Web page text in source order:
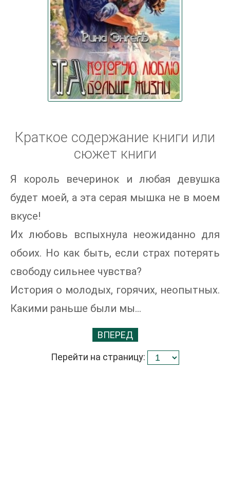
Краткое содержание книги или
сюжет книги
Я король вечеринок и любая девушка
будет моей, а эта серая мышка не в моем
вкусе!
Их любовь вспыхнула неожиданно для
обоих. Но как быть, если страх потерять
свободу сильнее чувства?
История о молодых, горячих, неопытных.
Какими раньше были мы...
ВПЕРЕД
Перейти на страницу: